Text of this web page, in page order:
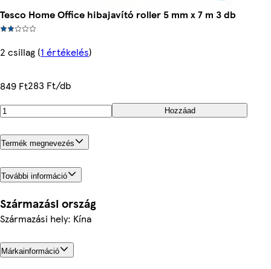
Tesco Home Office hibajavító roller 5 mm x 7 m 3 db
2 csillag (1 értékelés)
849 Ft283 Ft/db
Hozzáad
Termék megnevezés
További információ
Származási ország
Származási hely: Kína
Márkainformáció